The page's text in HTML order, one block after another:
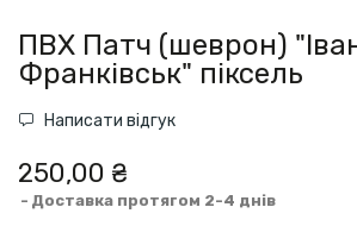
ПВХ Патч (шеврон)
Франківськ" піксель
Написати відгук
250,00 ₴
Доставка протягом 2-4 днів